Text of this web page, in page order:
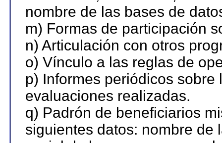
nombre de las bases de
m) Formas de participación
n) Articulación con otros
o) Vínculo a las reglas de
p) Informes periódicos
evaluaciones realizadas.
q) Padrón de beneficiarios
siguientes datos: nombre de